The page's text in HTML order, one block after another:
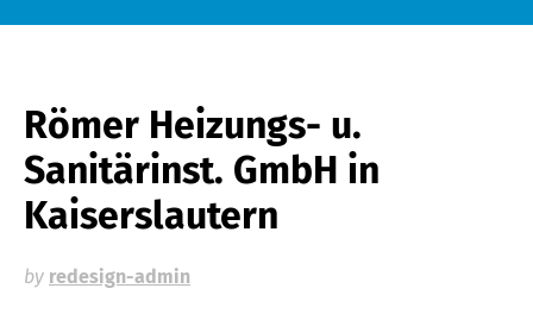
Römer Heizungs- u.
Sanitärinst. GmbH in
Kaiserslautern
by redesign-admin